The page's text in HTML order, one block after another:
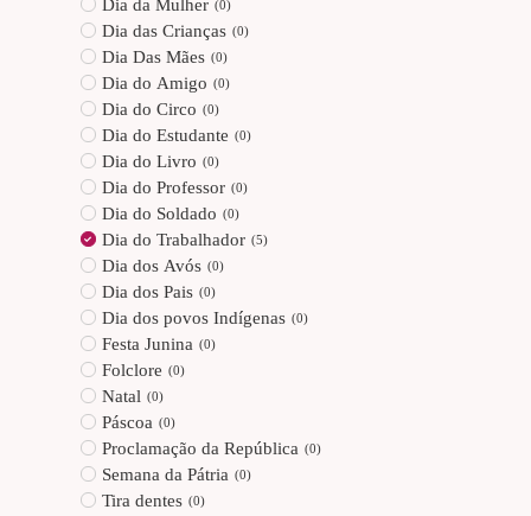
Dia da Mulher (0)
Dia das Crianças (0)
Dia Das Mães (0)
Dia do Amigo (0)
Dia do Circo (0)
Dia do Estudante (0)
Dia do Livro (0)
Dia do Professor (0)
Dia do Soldado (0)
Dia do Trabalhador (5)
Dia dos Avós (0)
Dia dos Pais (0)
Dia dos povos Indígenas (0)
Festa Junina (0)
Folclore (0)
Natal (0)
Páscoa (0)
Proclamação da República (0)
Semana da Pátria (0)
Tira dentes (0)